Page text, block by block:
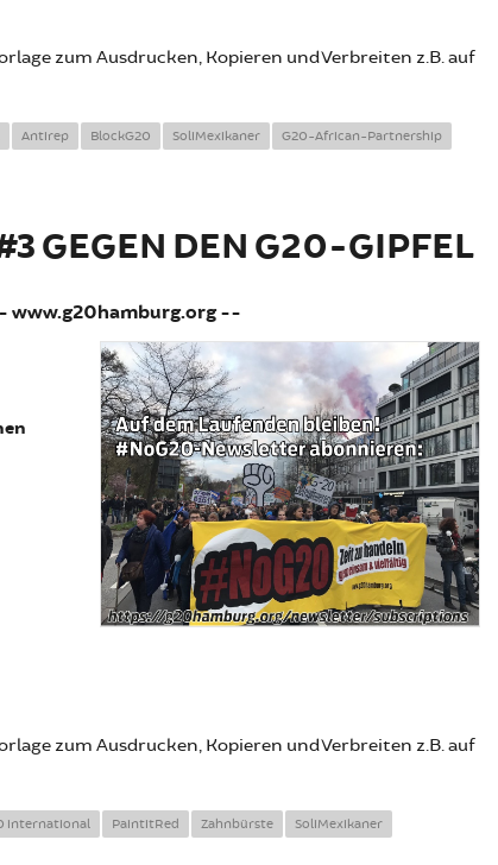
zum Ausdrucken, Kopieren und Verbreiten z.B. auf
Antirep BlockG20 SoliMexikaner G20-African-Partnership
GEGEN DEN G20-GIPFEL
www.g20hamburg.org --
zum Ausdrucken, Kopieren und Verbreiten z.B. auf
international PaintitRed Zahnbürste SoliMexikaner